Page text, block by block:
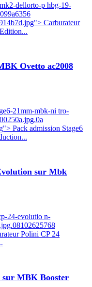
dellorto-p hbg-19-
Carburateur
Ovetto ac2008
21mm-mbk-ni tro-
Pack admission Stage6
sur Mbk
24-evolutio n-
Polini CP 24
sur MBK Booster